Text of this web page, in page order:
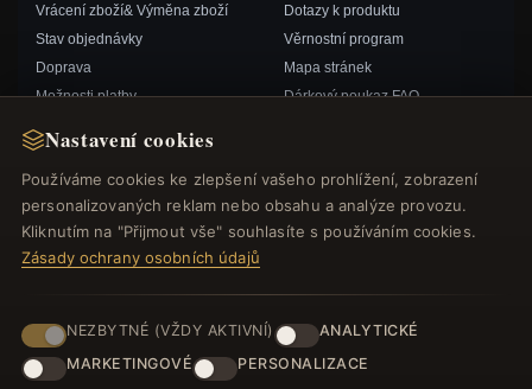
Nastavení cookies
Používáme cookies ke zlepšení vašeho prohlížení, zobrazení
personalizovaných reklam nebo obsahu a analýze provozu.
Kliknutím na "Přijmout vše" souhlasíte s používáním cookies.
Zásady ochrany osobních údajů
NEZBYTNÉ (VŽDY AKTIVNÍ)
ANALYTICKÉ
MARKETINGOVÉ
PERSONALIZACE
Vrácení zboží& Výměna zboží
Stav objednávky
Doprava
Možnosti platby
Kontaktujte nás
Dotazy k produktu
Věrnostní program
Mapa stránek
Dárkový poukaz FAQ
RYCHLÉ ODKAZY
Nové produkty
Speciální nabídky
Blog
Recenze
Přihlásit se
SLEDUJTE NÁS